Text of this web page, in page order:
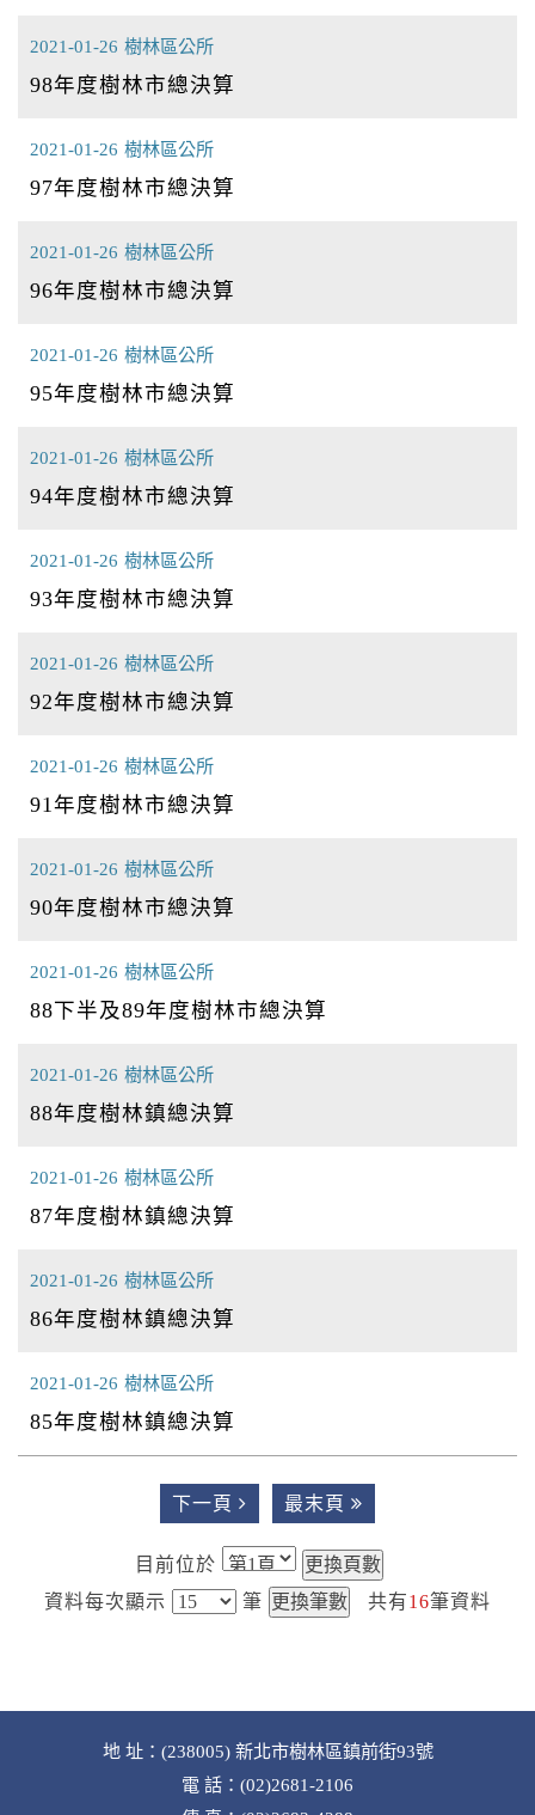
2021-01-26 樹林區公所
98年度樹林市總決算
2021-01-26 樹林區公所
97年度樹林市總決算
2021-01-26 樹林區公所
96年度樹林市總決算
2021-01-26 樹林區公所
95年度樹林市總決算
2021-01-26 樹林區公所
94年度樹林市總決算
2021-01-26 樹林區公所
93年度樹林市總決算
2021-01-26 樹林區公所
92年度樹林市總決算
2021-01-26 樹林區公所
91年度樹林市總決算
2021-01-26 樹林區公所
90年度樹林市總決算
2021-01-26 樹林區公所
88下半及89年度樹林市總決算
2021-01-26 樹林區公所
88年度樹林鎮總決算
2021-01-26 樹林區公所
87年度樹林鎮總決算
2021-01-26 樹林區公所
86年度樹林鎮總決算
2021-01-26 樹林區公所
85年度樹林鎮總決算
下一頁 最末頁
目前位於
資料每次顯示
筆 共有16筆資料
地 址：(238005) 新北市樹林區鎮前街93號
電 話：(02)2681-2106